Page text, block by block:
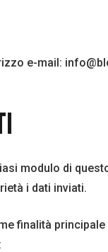
e-mail:
modulo di
i dati inviati.
finalità